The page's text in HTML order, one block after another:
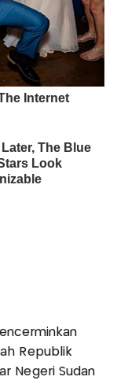
Republik
Negeri Sudan